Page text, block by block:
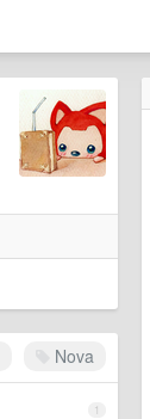
Nova
1